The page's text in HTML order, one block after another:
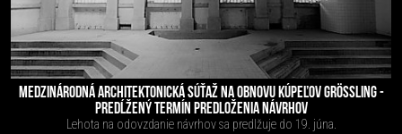
MEDZINÁRODNÁ ARCHITEKTONICKÁ SÚŤAŽ NA OBNOVU KÚPEĽOV GRÖSSLING -
PREDĹŽENÝ TERMÍN PREDLOŽENIA NÁVRHOV
Lehota na odovzdanie návrhov sa predlžuje do 19. júna.